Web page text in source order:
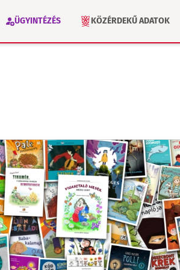
ÜGYINTÉZÉS KÖZÉRDEKŰ ADATOK